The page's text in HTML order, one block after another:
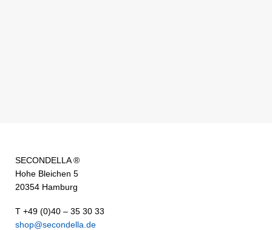
SECONDELLA ®
Hohe Bleichen 5
20354 Hamburg
T +49 (0)40 – 35 30 33
shop@secondella.de